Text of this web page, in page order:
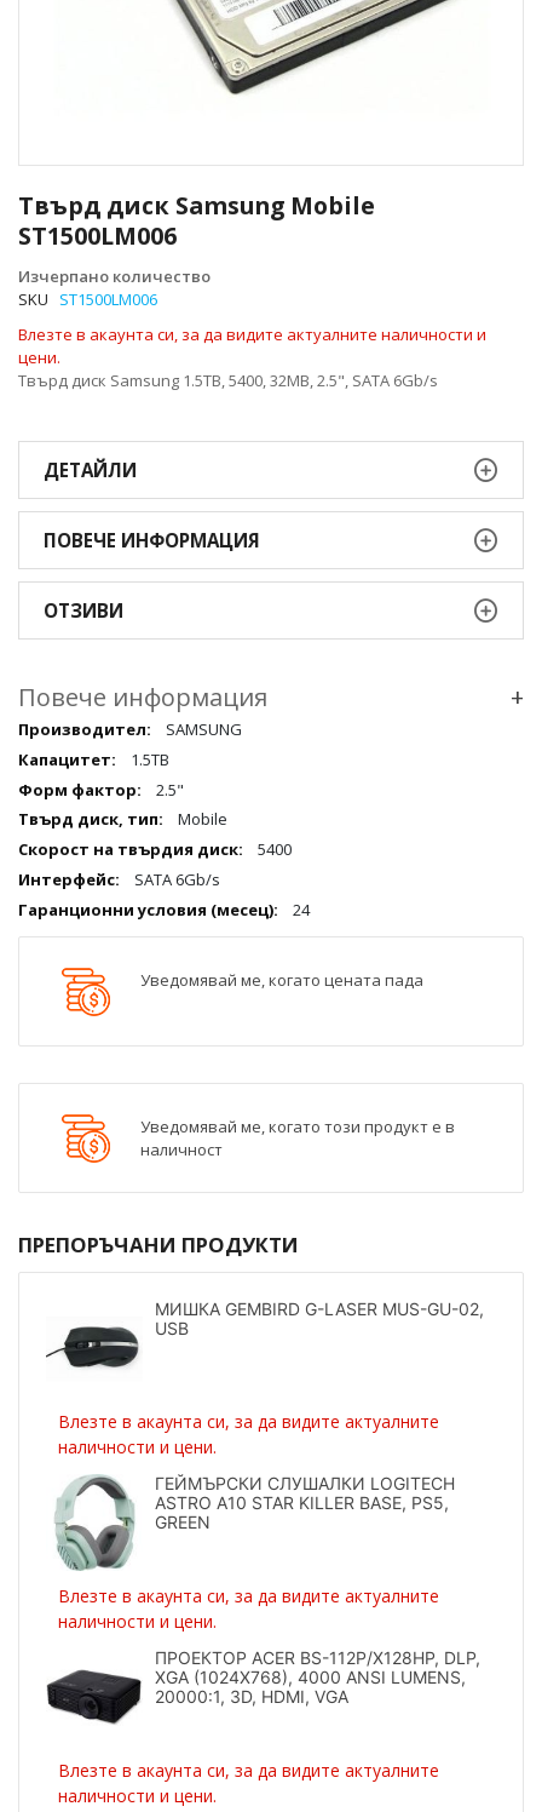
Твърд диск Samsung Mobile
ST1500LM006
Изчерпано количество
SKU
ST1500LM006
Влезте в акаунта си, за да видите актуалните наличности и
цени.
Твърд диск Samsung 1.5TB, 5400, 32MB, 2.5", SATA 6Gb/s
към
началото
на
галерия
със
ДЕТАЙЛИ
ПОВЕЧЕ ИНФОРМАЦИЯ
ОТЗИВИ
Повече информация +
Повече
информация
SAMSUNG
1.5TB
2.5"
Mobile
5400
SATA 6Gb/s
24
Уведомявай ме, когато цената пада
Уведомявай ме, когато този продукт е в
наличност
ПРЕПОРЪЧАНИ ПРОДУКТИ
МИШКА GEMBIRD G-LASER MUS-GU-02,
USB
Влезте в акаунта си, за да видите актуалните
наличности и цени.
ГЕЙМЪРСКИ СЛУШАЛКИ LOGITECH
ASTRO A10 STAR KILLER BASE, PS5,
GREEN
Влезте в акаунта си, за да видите актуалните
наличности и цени.
ПРОЕКТОР ACER BS-112P/X128HP, DLP,
XGA (1024X768), 4000 ANSI LUMENS,
20000:1, 3D, HDMI, VGA
Влезте в акаунта си, за да видите актуалните
наличности и цени.